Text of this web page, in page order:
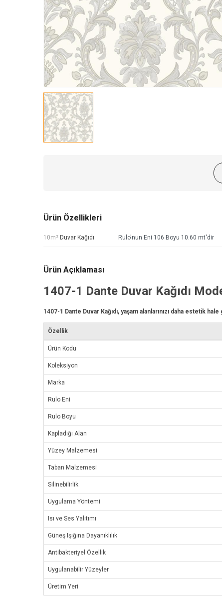
Ürün Özellikleri
10m² Duvar Kağıdı Rulo'nun Eni 106 Boyu 10.60 mt'dir
Ürün Açıklaması
1407-1 Dante Duvar Kağıdı
1407-1 Dante Duvar Kağıdı, yaşam alanlarınızı daha estetik
Özellik
Ürün Kodu
Koleksiyon
Marka
Rulo Eni
Rulo Boyu
Kapladığı Alan
Yüzey Malzemesi
Taban Malzemesi
Silinebilirlik
Uygulama Yöntemi
Isı ve Ses Yalıtımı
Güneş Işığına Dayanıklılık
Antibakteriyel Özellik
Uygulanabilir Yüzeyler
Üretim Yeri